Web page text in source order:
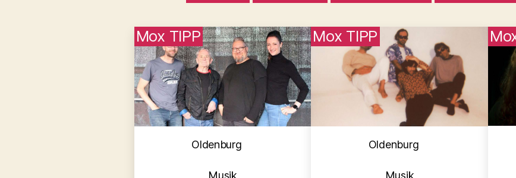
Mox TIPP
Kategorien
Oldenburg
Musik
Mox TIPP
Kategorien
Oldenburg
Musik